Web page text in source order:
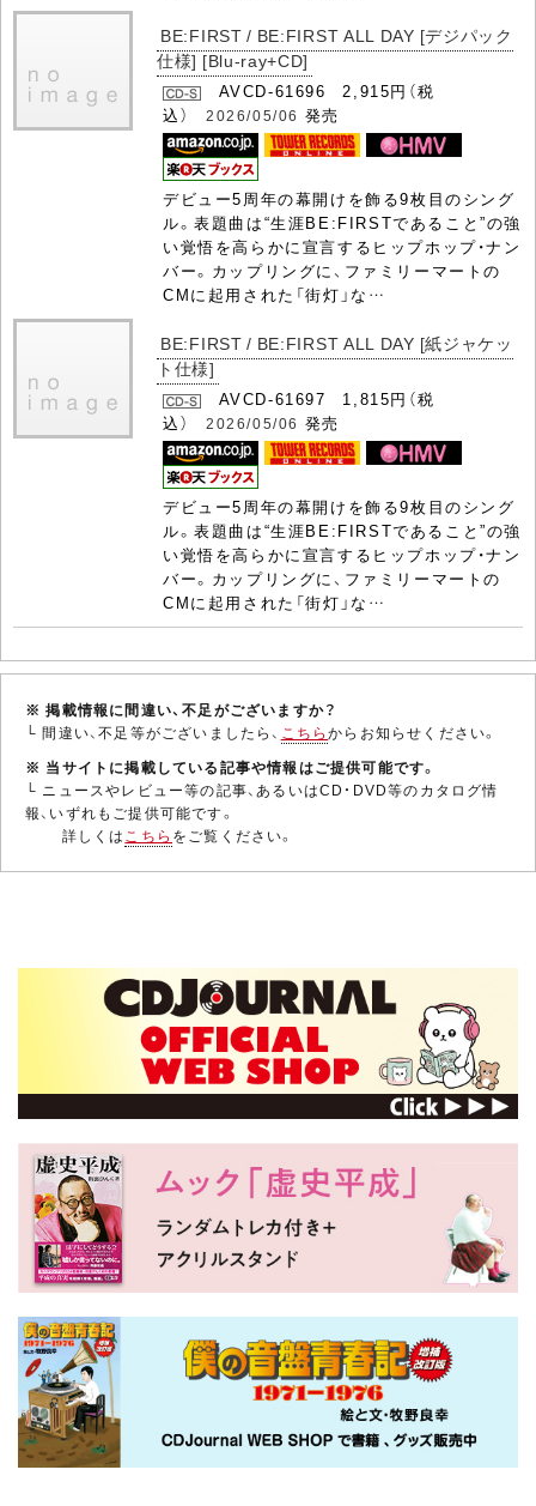
BE:FIRST / BE:FIRST ALL DAY [デジパック
仕様] [Blu-ray+CD]
AVCD-61696 2,915円（税
込） 2026/05/06 発売
デビュー5周年の幕開けを飾る9枚目のシング
ル。表題曲は“生涯BE:FIRSTであること”の強
い覚悟を高らかに宣言するヒップホップ・ナン
バー。カップリングに、ファミリーマートの
CMに起用された「街灯」な…
BE:FIRST / BE:FIRST ALL DAY [紙ジャケッ
ト仕様]
AVCD-61697 1,815円（税
込） 2026/05/06 発売
デビュー5周年の幕開けを飾る9枚目のシング
ル。表題曲は“生涯BE:FIRSTであること”の強
い覚悟を高らかに宣言するヒップホップ・ナン
バー。カップリングに、ファミリーマートの
CMに起用された「街灯」な…
※ 掲載情報に間違い、不足がございますか？
└ 間違い、不足等がございましたら、 こちらからお知らせください。
※ 当サイトに掲載している記事や情報はご提供可能です。
└ ニュースやレビュー等の記事、あるいはCD・DVD等のカタログ情
報、いずれもご提供可能です。
詳しくはこちら をご覧ください。